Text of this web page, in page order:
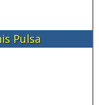
Pulsa